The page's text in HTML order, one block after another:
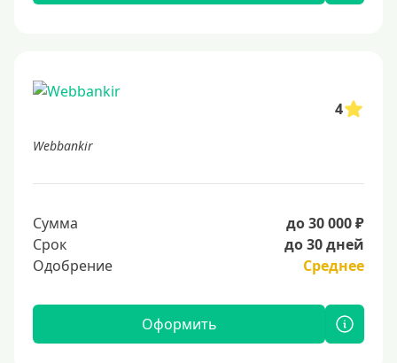
4
Webbankir
Сумма
до 30 000 ₽
Срок
до 30 дней
Одобрение
Среднее
Оформить